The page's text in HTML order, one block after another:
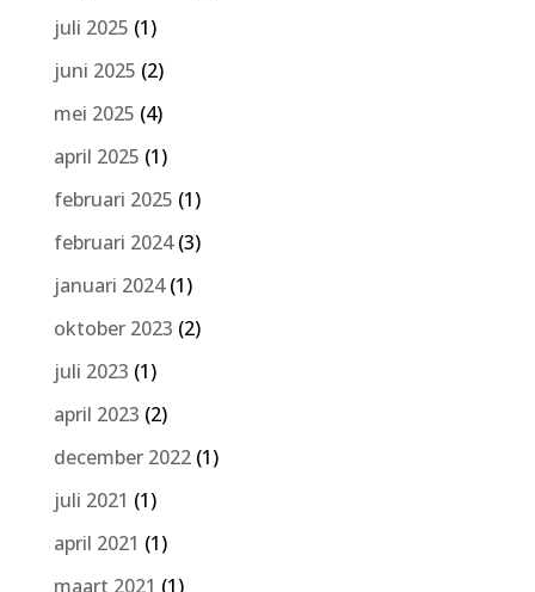
juli 2025 (1)
juni 2025 (2)
mei 2025 (4)
april 2025 (1)
februari 2025 (1)
februari 2024(3)
januari 2024(1)
oktober 2023 (2)
juli 2023 (1)
april 2023 (2)
december 2022(1)
juli 2021 (1)
april 2021 (1)
maart 2021 (1)